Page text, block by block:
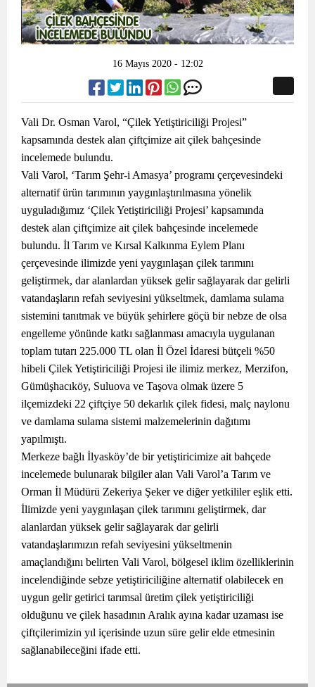
16 Mayıs 2020 - 12:02
Vali Dr. Osman Varol, “Çilek Yetiştiriciliği Projesi”
kapsamında destek alan çiftçimize ait çilek bahçesinde
incelemede bulundu.
Vali Varol, ‘Tarım Şehr-i Amasya’ programı çerçevesindeki
alternatif ürün tarımının yaygınlaştırılmasına yönelik
uyguladığımız ‘Çilek Yetiştiriciliği Projesi’ kapsamında
destek alan çiftçimize ait çilek bahçesinde incelemede
bulundu. İl Tarım ve Kırsal Kalkınma Eylem Planı
çerçevesinde ilimizde yeni yaygınlaşan çilek tarımını
geliştirmek, dar alanlardan yüksek gelir sağlayarak dar gelirli
vatandaşların refah seviyesini yükseltmek, damlama sulama
sistemini tanıtmak ve büyük şehirlere göçü bir nebze de olsa
engelleme yönünde katkı sağlanması amacıyla uygulanan
toplam tutarı 225.000 TL olan İl Özel İdaresi bütçeli %50
hibeli Çilek Yetiştiriciliği Projesi ile ilimiz merkez, Merzifon,
Gümüşhacıköy, Suluova ve Taşova olmak üzere 5
ilçemizdeki 22 çiftçiye 50 dekarlık çilek fidesi, malç naylonu
ve damlama sulama sistemi malzemelerinin dağıtımı
yapılmıştı.
Merkeze bağlı İlyasköy’de bir yetiştiricimize ait bahçede
incelemede bulunarak bilgiler alan Vali Varol’a Tarım ve
Orman İl Müdürü Zekeriya Şeker ve diğer yetkililer eşlik etti.
İlimizde yeni yaygınlaşan çilek tarımını geliştirmek, dar
alanlardan yüksek gelir sağlayarak dar gelirli
vatandaşlarımızın refah seviyesini yükseltmenin
amaçlandığını belirten Vali Varol, bölgesel iklim özelliklerinin
incelendiğinde sebze yetiştiriciliğine alternatif olabilecek en
uygun gelir getirici tarımsal üretim çilek yetiştiriciliği
olduğunu ve çilek hasadının Aralık ayına kadar uzaması ise
çiftçilerimizin yıl içerisinde uzun süre gelir elde etmesinin
sağlanabileceğini ifade etti.